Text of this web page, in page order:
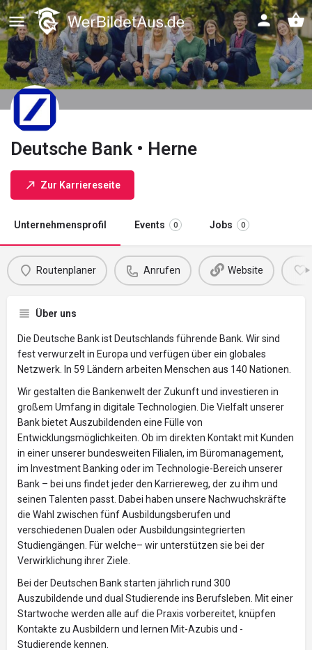
Deutsche Bank • Herne
Zur Karriereseite
Unternehmensprofil Events 0 Jobs 0
Routenplaner Anrufen Website
Über uns
Die Deutsche Bank ist Deutschlands führende Bank. Wir sind
fest verwurzelt in Europa und verfügen über ein globales
Netzwerk. In 59 Ländern arbeiten Menschen aus 140 Nationen.
Wir gestalten die Bankenwelt der Zukunft und investieren in
großem Umfang in digitale Technologien. Die Vielfalt unserer
Bank bietet Auszubildenden eine Fülle von
Entwicklungsmöglichkeiten. Ob im direkten Kontakt mit Kunden
in einer unserer bundesweiten Filialen, im Büromanagement,
im Investment Banking oder im Technologie-Bereich unserer
Bank – bei uns findet jeder den Karriereweg, der zu ihm und
seinen Talenten passt. Dabei haben unsere Nachwuchskräfte
die Wahl zwischen fünf Ausbildungsberufen und
verschiedenen Dualen oder Ausbildungsintegrierten
Studiengängen. Für welche– wir unterstützen sie bei der
Verwirklichung ihrer Ziele.
Bei der Deutschen Bank starten jährlich rund 300
Auszubildende und dual Studierende ins Berufsleben. Mit einer
Startwoche werden alle auf die Praxis vorbereitet, knüpfen
Kontakte zu Ausbildern und lernen Mit-Azubis und -
Studierende kennen.